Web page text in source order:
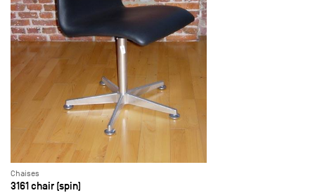
Chaises
3161 chair (spin)